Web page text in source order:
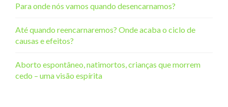
Para onde nós vamos quando desencarnamos?
Até quando reencarnaremos? Onde acaba o ciclo de
causas e efeitos?
Aborto espontâneo, natimortos, crianças que morrem
cedo – uma visão espírita